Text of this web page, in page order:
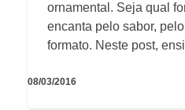
ornamental. Seja qual
encanta pelo sabor,
formato. Neste post,
08/03/2016